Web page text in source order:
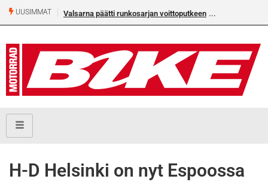
UUSIMMAT Valsarna päätti runkosarjan voittoputkeen
H-D Helsinki on nyt Espoossa